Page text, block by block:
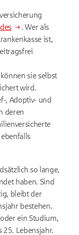
. Wer als
ist,
sie selbst
wird.
, Adoptiv- und
deren
so lange,
haben. Sind
bleibt der
bestehen.
ein Studium,
25. Lebensjahr.